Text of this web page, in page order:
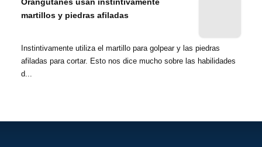
martillos y piedras afiladas
Instintivamente utiliza el martillo para golpear y las piedras
afiladas para cortar. Esto nos dice mucho sobre las habilidades
d...